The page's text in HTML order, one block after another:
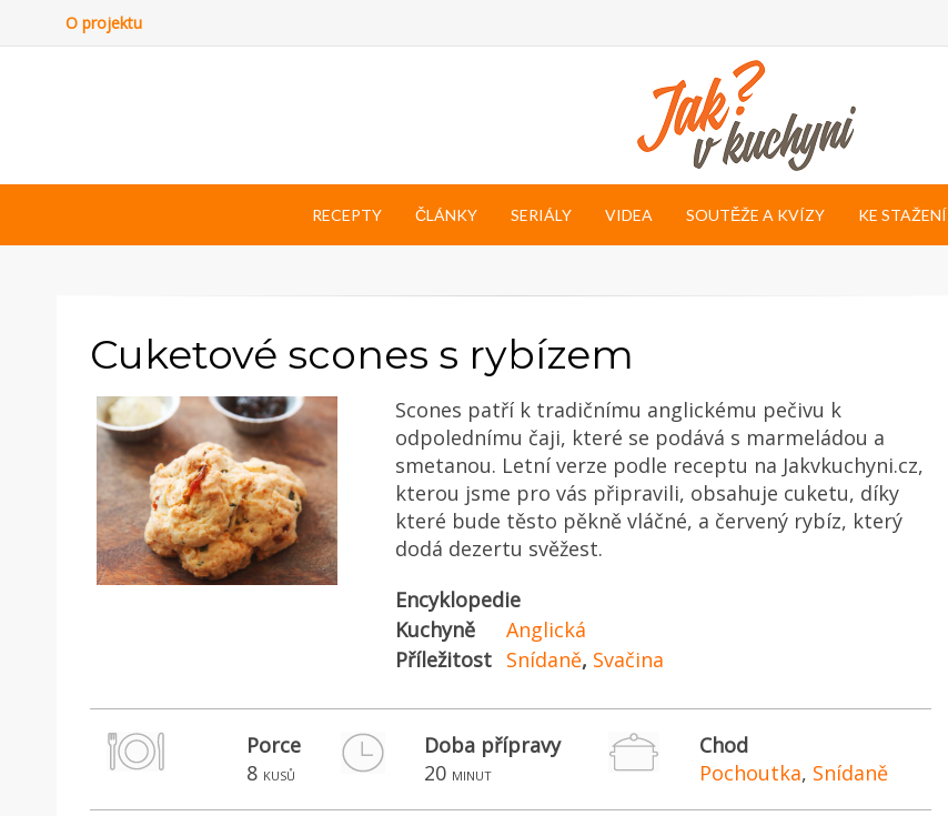
O projektu
RECEPTY ČLÁNKY SERIÁLY VIDEA SOUTĚŽE A KVÍZY KE STAŽENÍ
Cuketové scones s rybízem
Scones patří k tradičnímu anglickému pečivu k
odpolednímu čaji, které se podává s marmeládou a
smetanou. Letní verze podle receptu na Jakvkuchyni.cz,
kterou jsme pro vás připravili, obsahuje cuketu, díky
které bude těsto pěkně vláčné, a červený rybíz, který
dodá dezertu svěžest.
Encyklopedie
Kuchyně
Anglická
Příležitost Snídaně, Svačina
Porce
8 kusů
Doba přípravy
20 minut
Chod
Pochoutka, Snídaně